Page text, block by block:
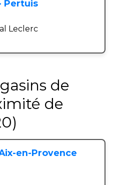
Pertuis
Leclerc
de
de
en-Provence